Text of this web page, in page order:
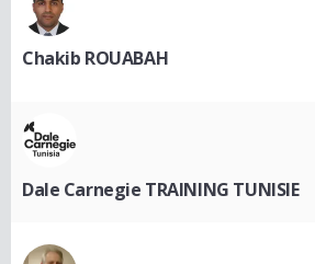
Chakib ROUABAH
Dale Carnegie TRAINING TUNISIE